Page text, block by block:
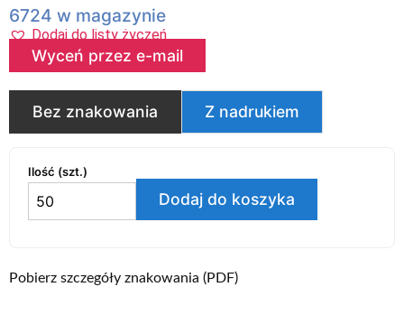
6724 w magazynie
Dodaj do listy życzeń
Wyceń przez e-mail
Bez znakowania Z nadrukiem
Ilość (szt.)
Dodaj do koszyka
Pobierz szczegóły znakowania (PDF)